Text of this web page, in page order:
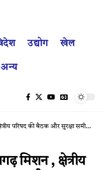
उद्योग खेल
अन्य
की बैठक और सुरक्षा समीक्षा का पूरा शेड्यूल
मिशन , क्षेत्रीय